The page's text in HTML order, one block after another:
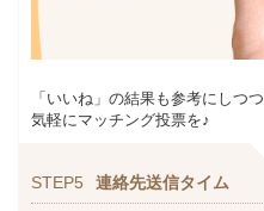
「いいね」の結果も参考にしつつ
気軽にマッチング投票を♪
STEP5 連絡先送信タイム